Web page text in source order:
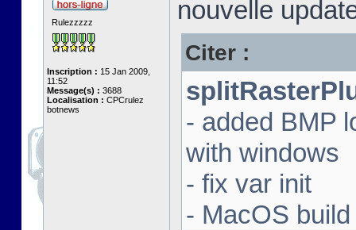
Rulezzzzz
Inscription : 15 Jan 2009,
11:52
Message(s) : 3688
Localisation : CPCrulez
botnews
nouvelle
Citer :
- added BMP
with windows
- fix var init
- MacOS